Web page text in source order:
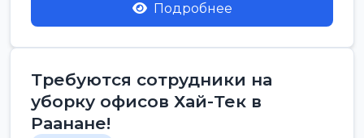
Подробнее
Требуются сотрудники на
уборку офисов Хай-Тек в
Раанане!